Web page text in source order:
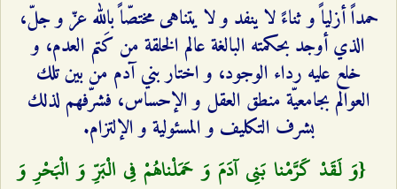
حمداً أزلياً و ثناءً لا ينفد و لا يتناهى مختصّاً بالله عزّ و جلّ،
الذي أوجد بحكمته البالغة عالم الخلقة من كَتم العدم، و
خلع عليه رداء الوجود، و اختار بني آدم من بين تلك
العوالم بجامعيّة منطق العقل و الإحساس، فشرّفهم لذلك
بشرف التكليف و المسئولية و الإلتزام.
{وَ لَقَدْ كَرَّمْنا بَنِي آدَمَ وَ حَمَلْناهُمْ فِي الْبَرِّ وَ الْبَحْرِ وَ